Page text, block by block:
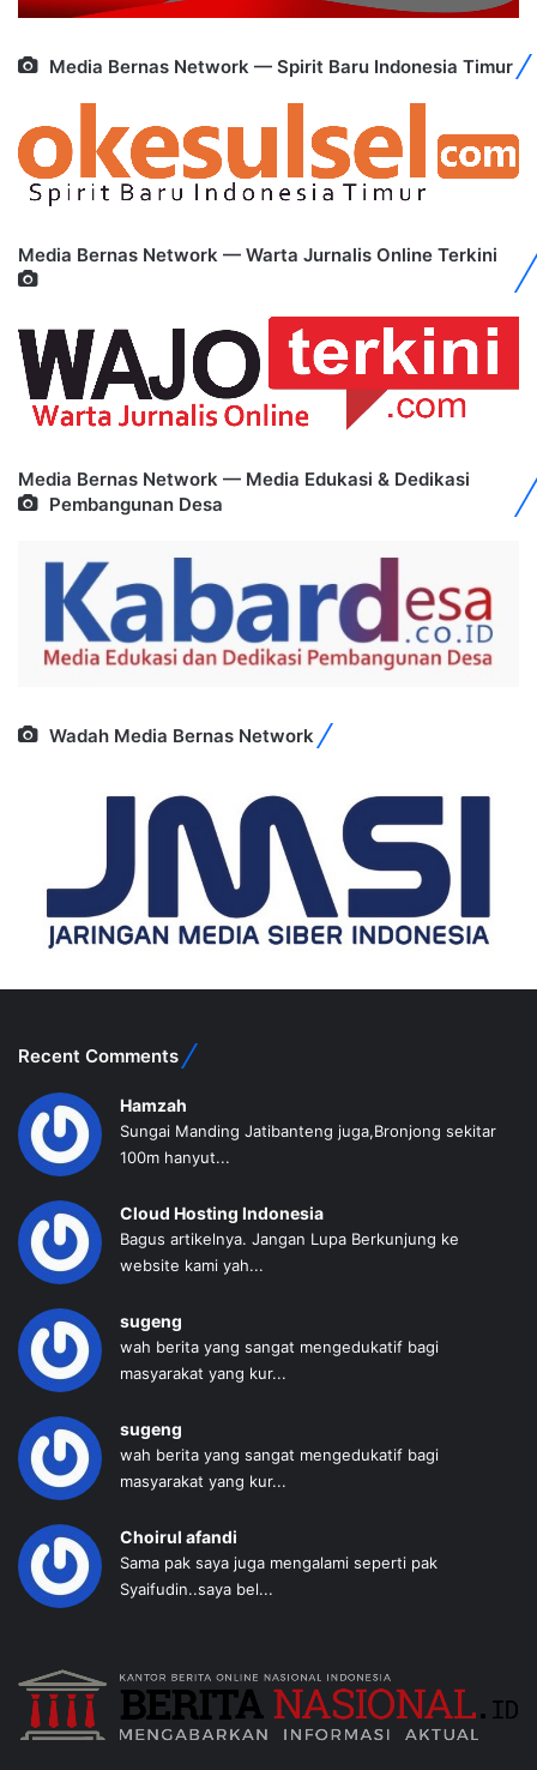
Media Bernas Network — Spirit Baru Indonesia Timur
Media Bernas Network — Warta Jurnalis Online Terkini
Media Bernas Network — Media Edukasi & Dedikasi
Pembangunan Desa
Wadah Media Bernas Network
Recent Comments
Hamzah
Sungai Manding Jatibanteng juga,Bronjong sekitar
100m hanyut...
Cloud Hosting Indonesia
Bagus artikelnya. Jangan Lupa Berkunjung ke
website kami yah...
sugeng
wah berita yang sangat mengedukatif bagi
masyarakat yang kur...
sugeng
wah berita yang sangat mengedukatif bagi
masyarakat yang kur...
Choirul afandi
Sama pak saya juga mengalami seperti pak
Syaifudin..saya bel...